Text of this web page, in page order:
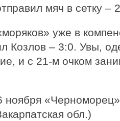
мяч в сетку –
уже в
Козлов – 3:0. Увы,
и с 21-м очком
обл.)